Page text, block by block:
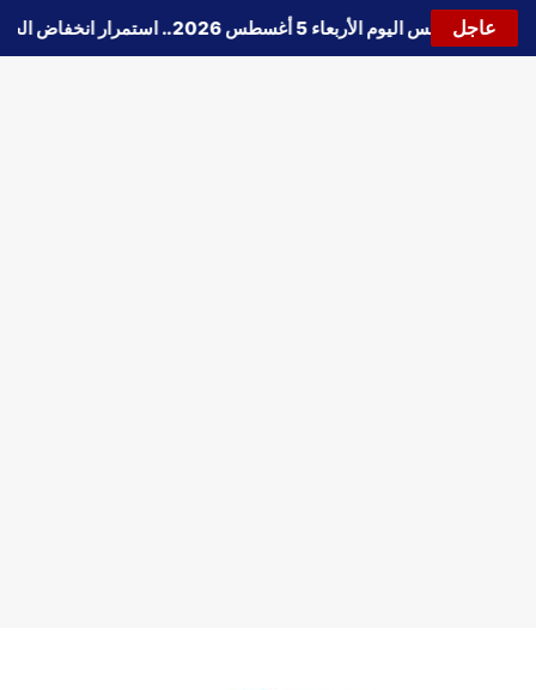
عاجل
🔵حالة الطقس اليوم الأربعاء 5 أغسطس 2026.. استمرار انخفاض الحرارة وتحذيرات من الشبورة واضطراب الملاحة